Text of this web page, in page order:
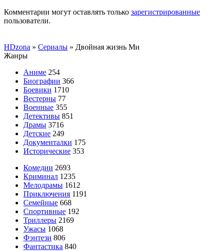
Комментарии могут оставлять только зарегистрированные
пользователи.
HDzona » Сериалы » Двойная жизнь Ми
Жанры
Аниме 254
Биографии 366
Боевики 1710
Вестерны 77
Военные 355
Детективы 851
Драмы 3716
Детские 249
Документалки 175
Исторические 353
Комедии 2693
Криминал 1235
Мелодрамы 1612
Приключения 1191
Семейные 668
Спортивные 192
Триллеры 2169
Ужасы 1068
Фэнтези 806
Фантастика 840